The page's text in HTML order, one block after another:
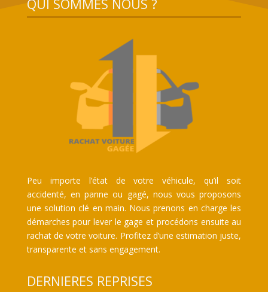
QUI SOMMES NOUS ?
Peu importe l’état de votre véhicule, qu’il soit
accidenté, en panne ou gagé, nous vous proposons
une solution clé en main. Nous prenons en charge les
démarches pour lever le gage et procédons ensuite au
rachat de votre voiture. Profitez d’une estimation juste,
transparente et sans engagement.
DERNIERES REPRISES